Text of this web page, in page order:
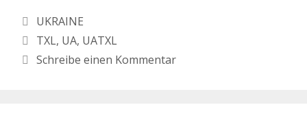
Kategorien
UKRAINE
Schlagwörter
TXL, UA, UATXL
Schreibe einen Kommentar